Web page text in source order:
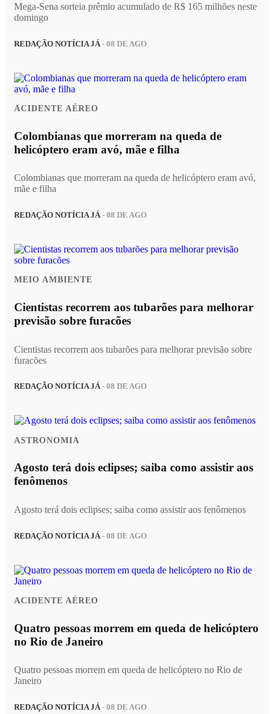
Mega-Sena sorteia prêmio acumulado de R$ 165 milhões neste
domingo
REDAÇÃO NOTÍCIA JÁ - 08 DE AGO
ACIDENTE AÉREO
Colombianas que morreram na queda de
helicóptero eram avó, mãe e filha
Colombianas que morreram na queda de helicóptero eram avó,
mãe e filha
REDAÇÃO NOTÍCIA JÁ- 08 DE AGO
MEIO AMBIENTE
Cientistas recorrem aos tubarões para melhorar
previsão sobre furacões
Cientistas recorrem aos tubarões para melhorar previsão sobre
furacões
REDAÇÃO NOTÍCIA JÁ- 08 DE AGO
ASTRONOMIA
Agosto terá dois eclipses; saiba como assistir aos
fenômenos
Agosto terá dois eclipses; saiba como assistir aos fenômenos
REDAÇÃO NOTÍCIA JÁ - 08 DE AGO
ACIDENTE AÉREO
Quatro pessoas morrem em queda de helicóptero
no Rio de Janeiro
Quatro pessoas morrem em queda de helicóptero no Rio de
Janeiro
REDAÇÃO NOTÍCIA JÁ- 08 DE AGO